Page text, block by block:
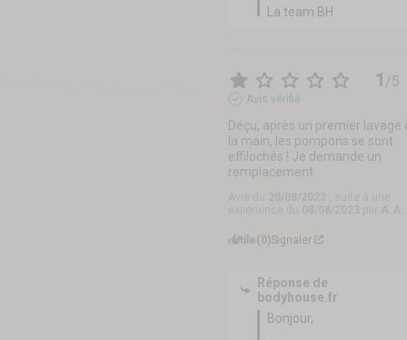
La team BH
1 /5
Avis vérifié
Déçu, après un premier lavage
la main, les pompons se sont
effilochés ! Je demande un
remplacement
Utile(0)Signaler
Réponse de
bodyhouse.fr
Bonjour,